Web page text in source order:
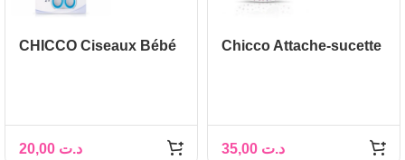
CHICCO Ciseaux Bébé
د.ت
Chicco Attache-sucette
د.ت